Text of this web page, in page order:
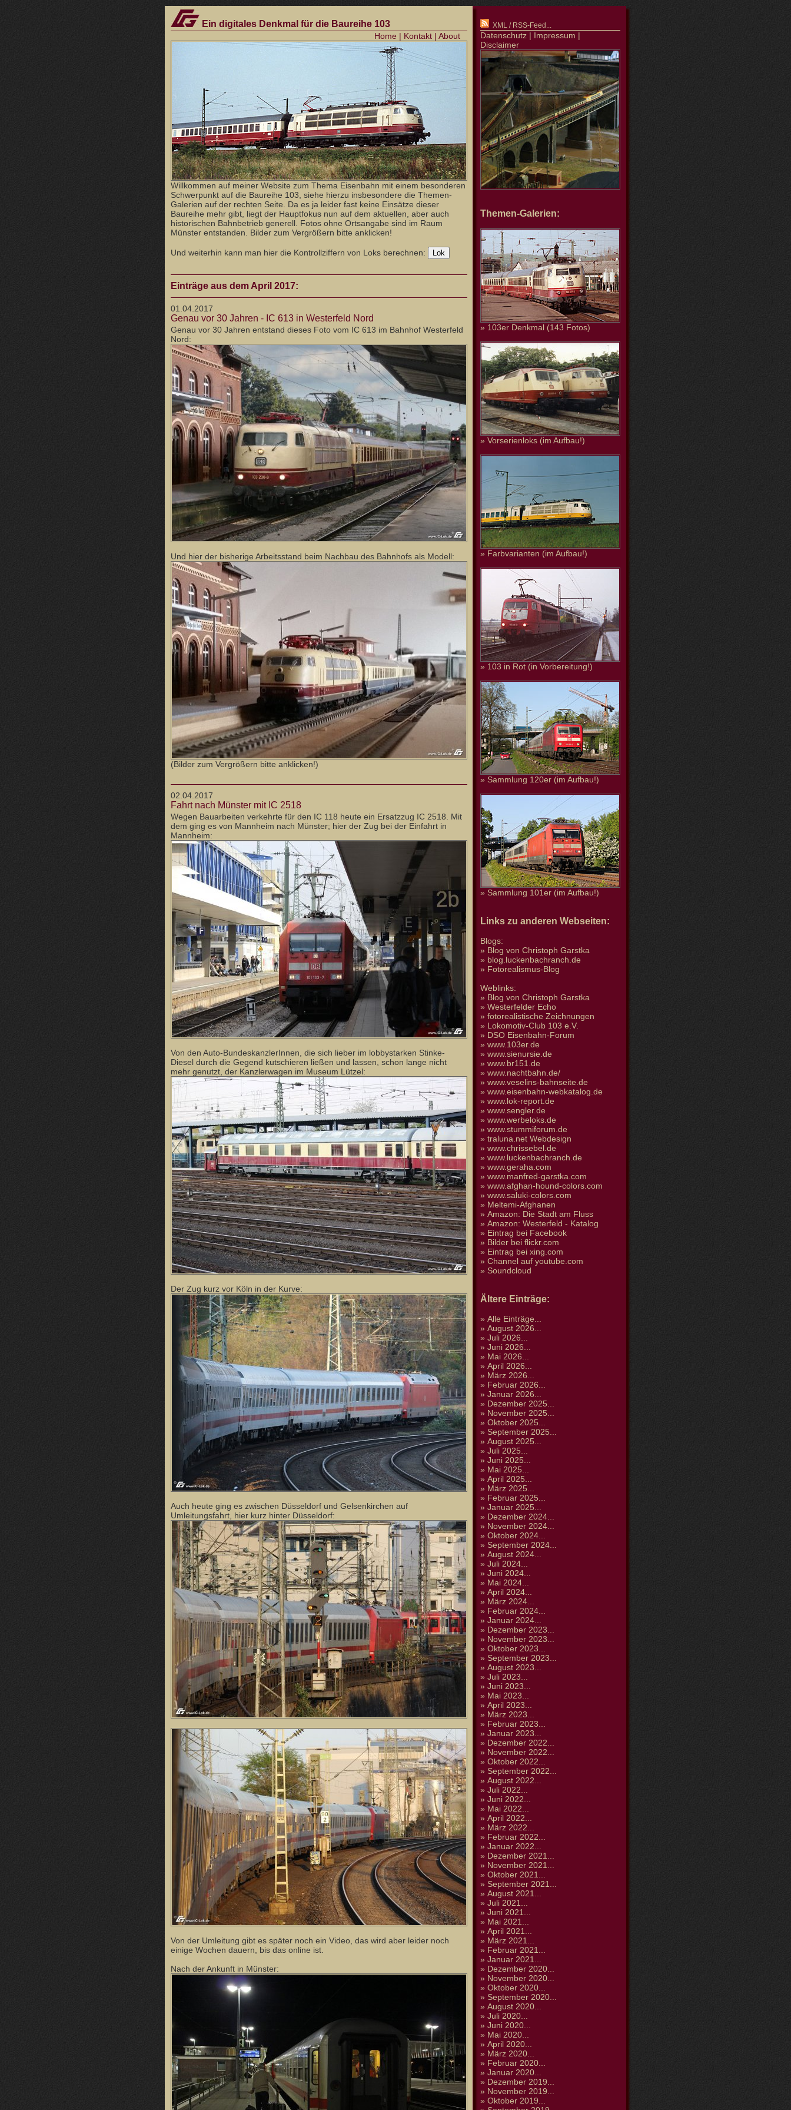
XML / RSS-Feed...
Datenschutz | Impressum |
Disclaimer
Themen-Galerien:
» 103er Denkmal (143 Fotos)
» Vorserienloks (im Aufbau!)
» Farbvarianten (im Aufbau!)
» 103 in Rot (in Vorbereitung!)
» Sammlung 120er (im Aufbau!)
» Sammlung 101er (im Aufbau!)
Links zu anderen Webseiten:
Blogs:
» Blog von Christoph Garstka
» blog.luckenbachranch.de
» Fotorealismus-Blog
Weblinks:
» Blog von Christoph Garstka
» Westerfelder Echo
» fotorealistische Zeichnungen
» Lokomotiv-Club 103 e.V.
» DSO Eisenbahn-Forum
» www.103er.de
» www.sienursie.de
» www.br151.de
» www.nachtbahn.de/
» www.veselins-bahnseite.de
» www.eisenbahn-webkatalog.de
» www.lok-report.de
» www.sengler.de
» www.werbeloks.de
» www.stummiforum.de
» traluna.net Webdesign
» www.chrissebel.de
» www.luckenbachranch.de
» www.geraha.com
» www.manfred-garstka.com
» www.afghan-hound-colors.com
» www.saluki-colors.com
» Meltemi-Afghanen
» Amazon: Die Stadt am Fluss
» Amazon: Westerfeld - Katalog
» Eintrag bei Facebook
» Bilder bei flickr.com
» Eintrag bei xing.com
» Channel auf youtube.com
» Soundcloud
Ältere Einträge:
» Alle Einträge...
» August 2026...
» Juli 2026...
» Juni 2026...
» Mai 2026...
» April 2026...
» März 2026...
» Februar 2026...
» Januar 2026...
» Dezember 2025...
» November 2025...
» Oktober 2025...
» September 2025...
» August 2025...
» Juli 2025...
» Juni 2025...
» Mai 2025...
» April 2025...
» März 2025...
» Februar 2025...
» Januar 2025...
» Dezember 2024...
» November 2024...
» Oktober 2024...
» September 2024...
» August 2024...
» Juli 2024...
» Juni 2024...
» Mai 2024...
» April 2024...
» März 2024...
» Februar 2024...
» Januar 2024...
» Dezember 2023...
» November 2023...
» Oktober 2023...
» September 2023...
» August 2023...
» Juli 2023...
» Juni 2023...
» Mai 2023...
» April 2023...
» März 2023...
» Februar 2023...
» Januar 2023...
» Dezember 2022...
» November 2022...
» Oktober 2022...
» September 2022...
» August 2022...
» Juli 2022...
» Juni 2022...
» Mai 2022...
» April 2022...
» März 2022...
» Februar 2022...
» Januar 2022...
» Dezember 2021...
» November 2021...
» Oktober 2021...
» September 2021...
» August 2021...
» Juli 2021...
» Juni 2021...
» Mai 2021...
» April 2021...
» März 2021...
» Februar 2021...
» Januar 2021...
» Dezember 2020...
» November 2020...
» Oktober 2020...
» September 2020...
» August 2020...
» Juli 2020...
» Juni 2020...
» Mai 2020...
» April 2020...
» März 2020...
» Februar 2020...
» Januar 2020...
» Dezember 2019...
» November 2019...
» Oktober 2019...
Ein digitales Denkmal für die Baureihe 103
Home | Kontakt | About
Willkommen auf meiner Website zum Thema Eisenbahn mit einem besonderen
Schwerpunkt auf die Baureihe 103, siehe hierzu insbesondere die Themen-
Galerien auf der rechten Seite. Da es ja leider fast keine Einsätze dieser
Baureihe mehr gibt, liegt der Hauptfokus nun auf dem aktuellen, aber auch
historischen Bahnbetrieb generell. Fotos ohne Ortsangabe sind im Raum
Münster entstanden. Bilder zum Vergrößern bitte anklicken!
Und weiterhin kann man hier die Kontrollziffern von Loks berechnen:
Einträge aus dem April 2017:
01.04.2017
Genau vor 30 Jahren - IC 613 in Westerfeld Nord
Genau vor 30 Jahren entstand dieses Foto vom IC 613 im Bahnhof Westerfeld
Nord:
Und hier der bisherige Arbeitsstand beim Nachbau des Bahnhofs als Modell:
(Bilder zum Vergrößern bitte anklicken!)
02.04.2017
Fahrt nach Münster mit IC 2518
Wegen Bauarbeiten verkehrte für den IC 118 heute ein Ersatzzug IC 2518. Mit
dem ging es von Mannheim nach Münster; hier der Zug bei der Einfahrt in
Mannheim:
Von den Auto-BundeskanzlerInnen, die sich lieber im lobbystarken Stinke-
Diesel durch die Gegend kutschieren ließen und lassen, schon lange nicht
mehr genutzt, der Kanzlerwagen im Museum Lützel:
Der Zug kurz vor Köln in der Kurve:
Auch heute ging es zwischen Düsseldorf und Gelsenkirchen auf
Umleitungsfahrt, hier kurz hinter Düsseldorf:
Von der Umleitung gibt es später noch ein Video, das wird aber leider noch
einige Wochen dauern, bis das online ist.
Nach der Ankunft in Münster: